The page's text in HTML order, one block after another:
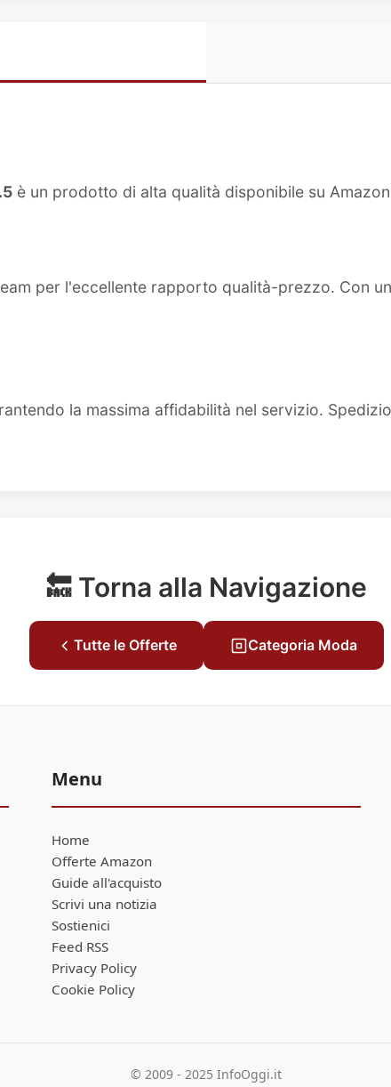
è un prodotto di alta qualità disponibile su
per l'eccellente rapporto qualità-prezzo. Con
la massima affidabilità nel servizio.
🔙 Torna alla Navigazione
Tutte le Offerte Categoria Moda
Menu
Home
Offerte Amazon
Guide all'acquisto
Scrivi una notizia
Sostienici
Feed RSS
Privacy Policy
Cookie Policy
© 2009 - 2025 InfoOggi.it